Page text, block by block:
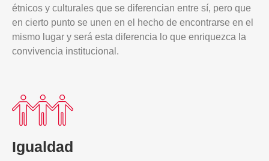
étnicos y culturales que se diferencian entre sí, pero que
en cierto punto se unen en el hecho de encontrarse en el
mismo lugar y será esta diferencia lo que enriquezca la
convivencia institucional.
Igualdad